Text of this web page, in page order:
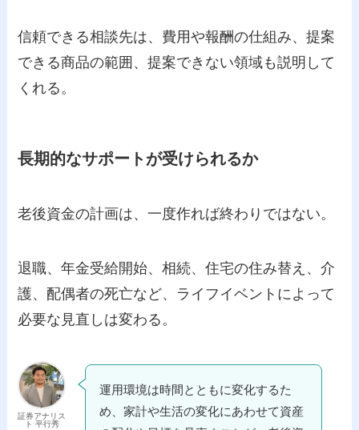
信頼できる相談先は、費用や報酬の仕組み、提案
できる商品の範囲、提案できない領域も説明して
くれる。
長期的なサポートが受けられるか
老後資金の計画は、一度作れば終わりではない。
退職、年金受給開始、相続、住宅の住み替え、介
護、配偶者の死亡など、ライフイベントによって
必要な見直しは変わる。
証券アナリス
ト 平行秀
運用環境は時間とともに変化するた
め、家計や生活の変化にあわせて資産